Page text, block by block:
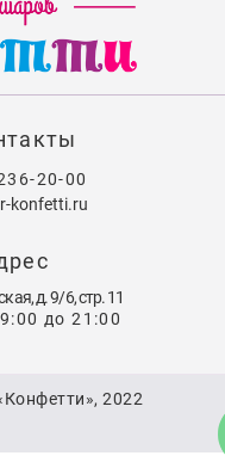
20-00
konfetti.ru
д. 9/6, стр. 11
до 21:00
2022